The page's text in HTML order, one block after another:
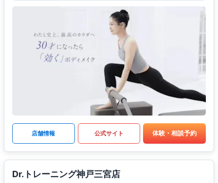
店舗情報 公式サイト 体験・相談予約
Dr.トレーニング神戸三宮店